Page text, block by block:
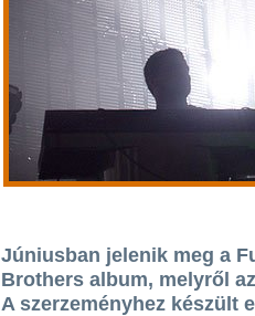
Júniusban jelenik meg a
Brothers album, melyről
A szerzeményhez készült